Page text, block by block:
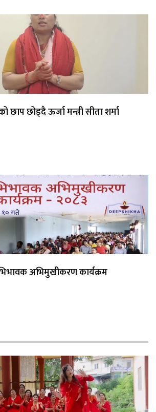
छाप छोड्दै ऊर्जा मन्त्री सीता शर्मा
अभिमुखीकरण कार्यक्रम